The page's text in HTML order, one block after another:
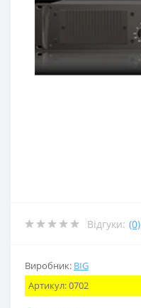
Відгуки: (0)
Виробник: BIG
Артикул:0702